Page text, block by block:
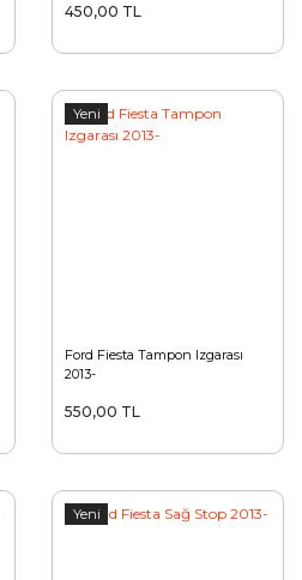
450,00 TL
Yeni
Ford Fiesta Tampon Izgarası
2013-
550,00 TL
Yeni